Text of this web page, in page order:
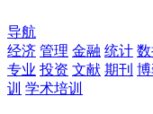
导航
经济 管理 金融 统计
专业 投资 文献 期刊
训 学术培训